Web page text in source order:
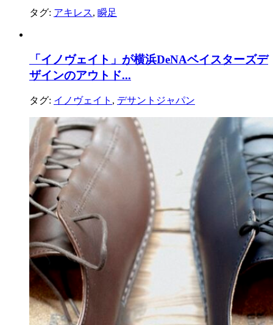
タグ: アキレス, 瞬足
「イノヴェイト」が横浜DeNAベイスターズデ
ザインのアウトド...
タグ: イノヴェイト , デサントジャパン